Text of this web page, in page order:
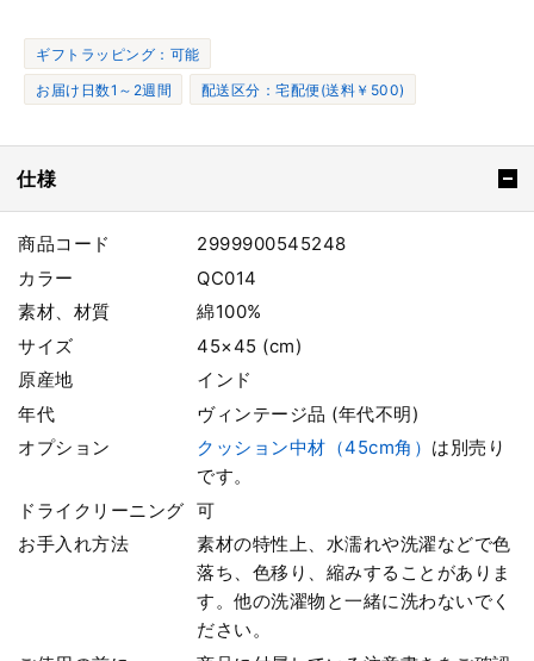
ギフトラッピング：可能
お届け日数1～2週間
配送区分：宅配便(送料￥500)
仕様
商品コード
2999900545248
カラー
QC014
素材、材質
綿100%
サイズ
45×45 (cm)
原産地
インド
年代
ヴィンテージ品 (年代不明)
オプション
クッション中材（45cm角） は別売り
です。
ドライクリーニング
可
お手入れ方法
素材の特性上、水濡れや洗濯などで色
落ち、色移り、縮みすることがありま
す。他の洗濯物と一緒に洗わないでく
ださい。